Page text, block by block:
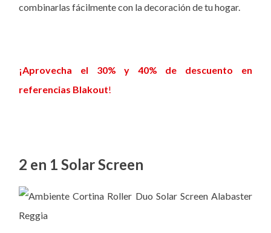
combinarlas fácilmente con la decoración de tu hogar.
¡Aprovecha el 30% y 40% de descuento en
referencias Blakout!
2 en 1 Solar Screen